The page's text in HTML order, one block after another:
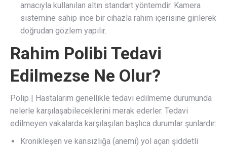
amacıyla kullanılan altın standart yöntemdir. Kamera
sistemine sahip ince bir cihazla rahim içerisine girilerek
doğrudan gözlem yapılır.
Rahim Polibi Tedavi
Edilmezse Ne Olur?
Polip | Hastalarım genellikle tedavi edilmeme durumunda
nelerle karşılaşabileceklerini merak ederler. Tedavi
edilmeyen vakalarda karşılaşılan başlıca durumlar şunlardır:
Kronikleşen ve kansızlığa (anemi) yol açan şiddetli